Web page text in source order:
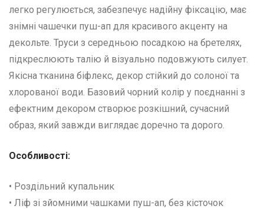
легко регулюється, забезпечує надійну фіксацію, має
знімні чашечки пуш-ап для красивого акценту на
декольте. Труси з середньою посадкою на бретелях,
підкреслюють талію й візуально подовжують силует.
Якісна тканина біфлекс, декор стійкий до солоної та
хлорованої води. Базовий чорний колір у поєднанні з
ефектним декором створює розкішний, сучасний
образ, який завжди виглядає доречно та дорого.
Особливості:
• Роздільний купальник
• Ліф зі зйомними чашками пуш-ап, без кісточок